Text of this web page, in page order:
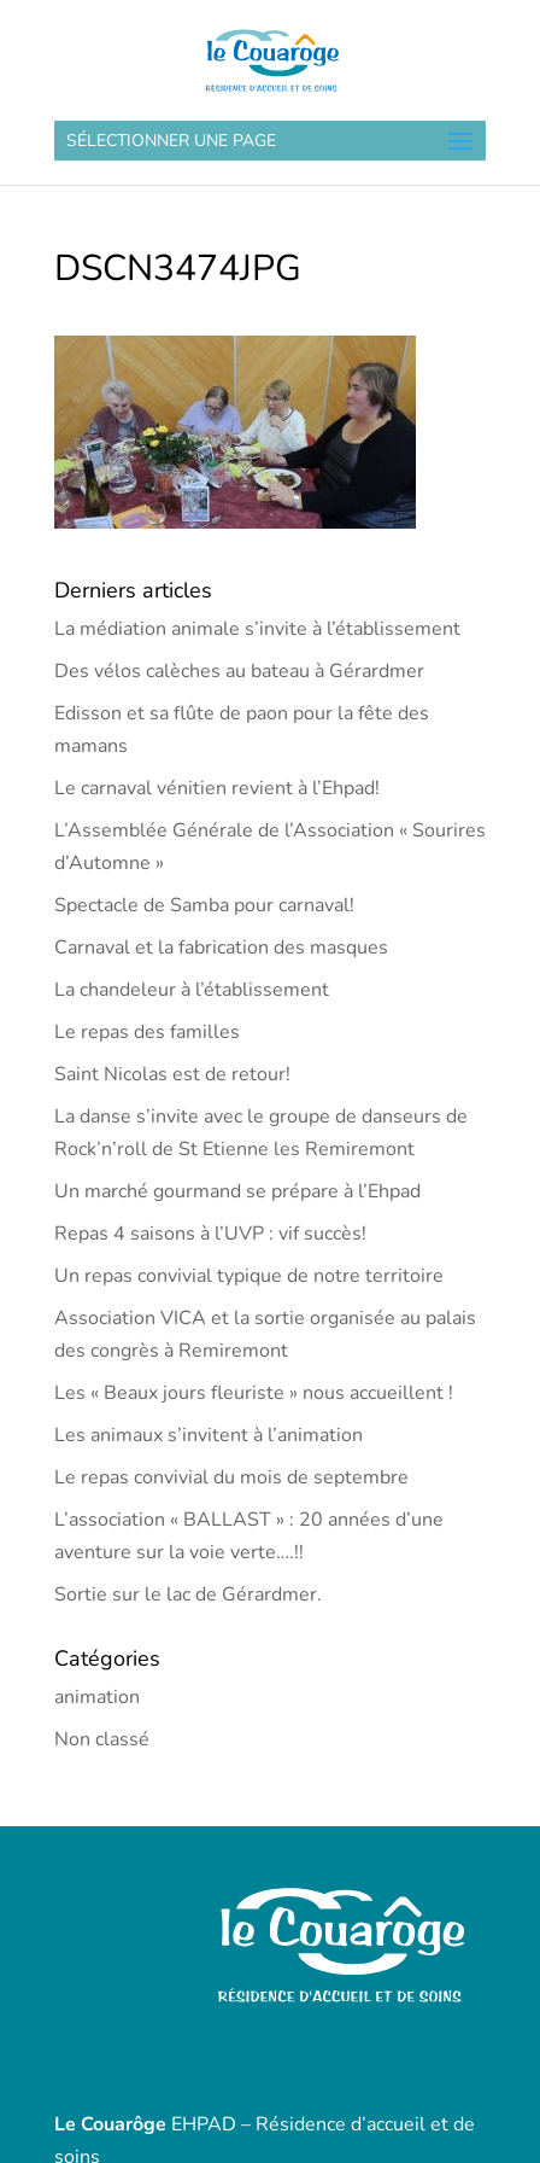
SÉLECTIONNER UNE PAGE
DSCN3474JPG
Derniers articles
La médiation animale s’invite à l’établissement
Des vélos calèches au bateau à Gérardmer
Edisson et sa flûte de paon pour la fête des
mamans
Le carnaval vénitien revient à l’Ehpad!
L’Assemblée Générale de l’Association « Sourires
d’Automne »
Spectacle de Samba pour carnaval!
Carnaval et la fabrication des masques
La chandeleur à l’établissement
Le repas des familles
Saint Nicolas est de retour!
La danse s’invite avec le groupe de danseurs de
Rock’n’roll de St Etienne les Remiremont
Un marché gourmand se prépare à l’Ehpad
Repas 4 saisons à l’UVP : vif succès!
Un repas convivial typique de notre territoire
Association VICA et la sortie organisée au palais
des congrès à Remiremont
Les « Beaux jours fleuriste » nous accueillent !
Les animaux s’invitent à l’animation
Le repas convivial du mois de septembre
L’association « BALLAST » : 20 années d’une
aventure sur la voie verte….!!
Sortie sur le lac de Gérardmer.
Catégories
animation
Non classé
Le Couarôge EHPAD – Résidence d’accueil et de
soins